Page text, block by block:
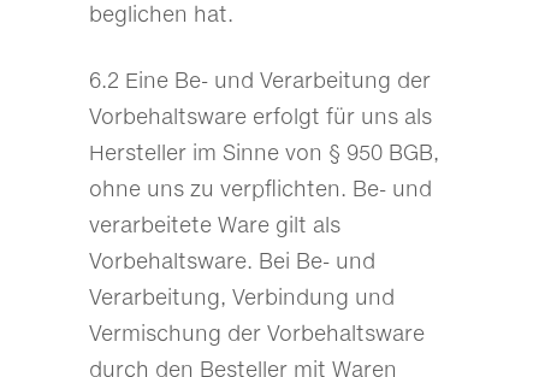
beglichen hat.
6.2 Eine Be- und Verarbeitung der
Vorbehaltsware erfolgt für uns als
Hersteller im Sinne von § 950 BGB,
ohne uns zu verpflichten. Be- und
verarbeitete Ware gilt als
Vorbehaltsware. Bei Be- und
Verarbeitung, Verbindung und
Vermischung der Vorbehaltsware
durch den Besteller mit Waren